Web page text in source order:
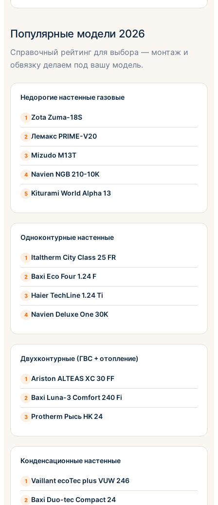
Популярные модели 2026
Справочный рейтинг для выбора — монтаж и
обвязку делаем под вашу модель.
Недорогие настенные газовые
Zota Zuma-18S
Лемакс PRIME-V20
Mizudo M13T
Navien NGB 210-10K
Kiturami World Alpha 13
Одноконтурные настенные
Italtherm City Class 25 FR
Baxi Eco Four 1.24 F
Haier TechLine 1.24 Ti
Navien Deluxe One 30K
Двухконтурные (ГВС + отопление)
Ariston ALTEAS XC 30 FF
Baxi Luna-3 Comfort 240 Fi
Protherm Рысь HK 24
Конденсационные настенные
Vaillant ecoTec plus VUW 246
Baxi Duo-tec Compact 24